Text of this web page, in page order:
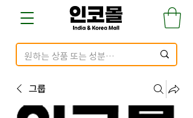
그룹